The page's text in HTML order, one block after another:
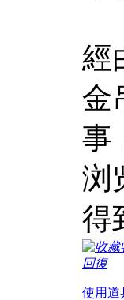
經
金
事
浏
得
回復
使用道